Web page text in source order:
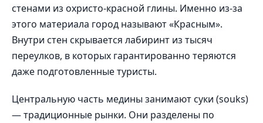
стенами из охристо-красной глины. Именно из-за
этого материала город называют «Красным».
Внутри стен скрывается лабиринт из тысяч
переулков, в которых гарантированно теряются
даже подготовленные туристы.
Центральную часть медины занимают суки (souks)
— традиционные рынки. Они разделены по